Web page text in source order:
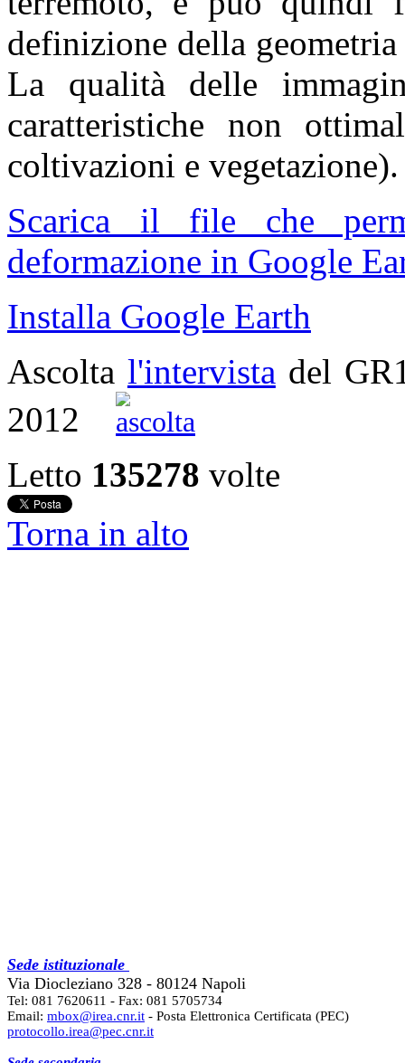
definizione della
La qualità delle
caratteristiche non
coltivazioni e vegetazione).
Scarica il file che
deformazione in Google
Installa Google Earth
Ascolta l'intervista del
2012
Letto 135278 volte
Torna in alto
Sede istituzionale
Via Diocleziano 328 - 80124 Napoli
Tel: 081 7620611 - Fax: 081 5705734
Email: mbox@irea.cnr.it - Posta Elettronica Certificata (PEC)
protocollo.irea@pec.cnr.it